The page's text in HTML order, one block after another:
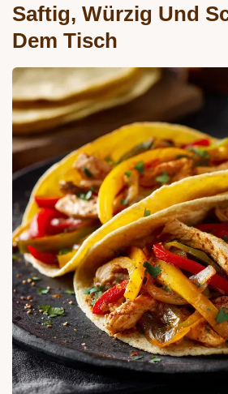
Saftig, Würzig Und
Dem Tisch